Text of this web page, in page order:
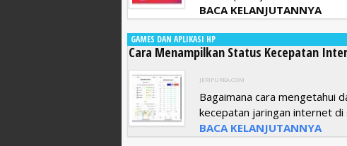
BACA KELANJUTANNYA
GAMES DAN APLIKASI HP
Cara Menampilkan Status Kecepatan
JERIPURBA.COM
Bagaimana cara mengetahui
kecepatan jaringan internet di
BACA KELANJUTANNYA